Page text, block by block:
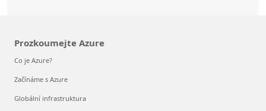
Prozkoumejte Azure
Co je Azure?
Začínáme s Azure
Globální infrastruktura